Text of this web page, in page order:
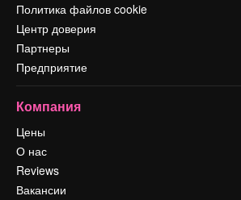
Политика файлов cookie
Центр доверия
Партнеры
Предприятие
Компания
Цены
О нас
Reviews
Вакансии